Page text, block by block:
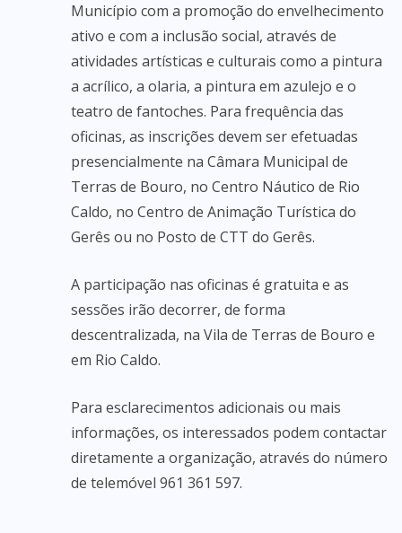
Município com a promoção do envelhecimento
ativo e com a inclusão social, através de
atividades artísticas e culturais como a pintura
a acrílico, a olaria, a pintura em azulejo e o
teatro de fantoches. Para frequência das
oficinas, as inscrições devem ser efetuadas
presencialmente na Câmara Municipal de
Terras de Bouro, no Centro Náutico de Rio
Caldo, no Centro de Animação Turística do
Gerês ou no Posto de CTT do Gerês.
A participação nas oficinas é gratuita e as
sessões irão decorrer, de forma
descentralizada, na Vila de Terras de Bouro e
em Rio Caldo.
Para esclarecimentos adicionais ou mais
informações, os interessados podem contactar
diretamente a organização, através do número
de telemóvel 961 361 597.